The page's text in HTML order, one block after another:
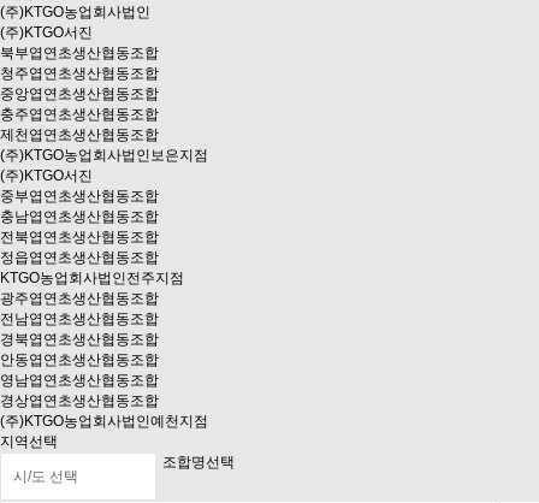
(주)KTGO농업회사법인
(주)KTGO서진
북부엽연초생산협동조합
청주엽연초생산협동조합
중앙엽연초생산협동조합
충주엽연초생산협동조합
제천엽연초생산협동조합
(주)KTGO농업회사법인보은지점
(주)KTGO서진
중부엽연초생산협동조합
충남엽연초생산협동조합
전북엽연초생산협동조합
정읍엽연초생산협동조합
KTGO농업회사법인전주지점
광주엽연초생산협동조합
전남엽연초생산협동조합
경북엽연초생산협동조합
안동엽연초생산협동조합
영남엽연초생산협동조합
경상엽연초생산협동조합
(주)KTGO농업회사법인예천지점
지역선택
조합명선택